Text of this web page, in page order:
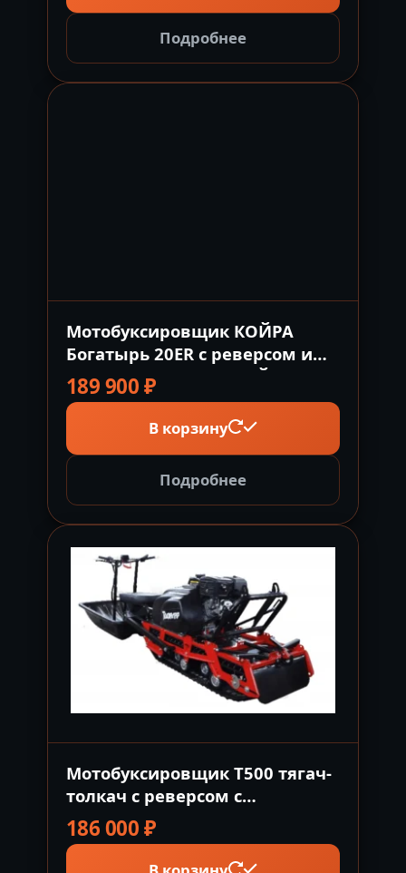
Подробнее
Мотобуксировщик КОЙРА
Богатырь 20ER с реверсом и
электростартером КОЙРА
Россия
189 900₽
В корзину
Подробнее
Мотобуксировщик Т500 тягач-
толкач с реверсом с
двигателем Loncin 420FD
черный Россия
186 000₽